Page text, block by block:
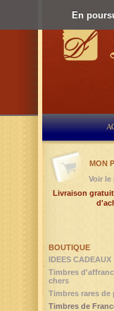
En
BOUTIQUE
IDEES CADEAUX
Timbres
chers
Timbres rares de
Timbres de
MON
Voir le
Livraison